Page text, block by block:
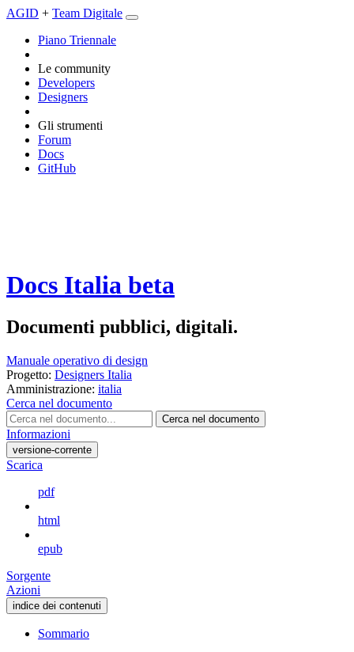
AGID + Team Digitale
Piano Triennale
Le community
Developers
Designers
Gli strumenti
Forum
Docs
GitHub
Docs Italia beta
Documenti pubblici, digitali.
Manuale operativo di design
Progetto: Designers Italia
Amministrazione: italia
Cerca nel documento
Cerca nel documento
Informazioni
versione-corrente
Scarica
pdf
html
epub
Sorgente
Azioni
indice dei contenuti
Sommario